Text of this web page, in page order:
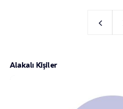
Alakalı Kişiler